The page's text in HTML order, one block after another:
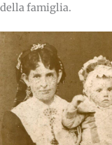
della famiglia.